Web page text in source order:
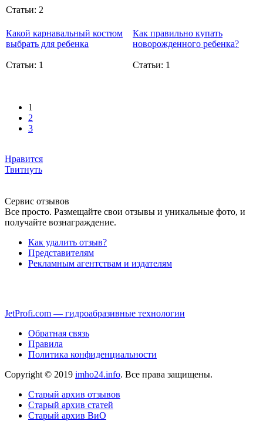
Статьи: 2
Какой карнавальный костюм
выбрать для ребенка
Статьи: 1
Как правильно купать
новорожденного ребенка?
Статьи: 1
1
2
3
Нравится
Твитнуть
Сервис отзывов
Все просто. Размещайте свои отзывы и уникальные фото, и
получайте вознаграждение.
Как удалить отзыв?
Представителям
Рекламным агентствам и издателям
JetProfi.com — гидроабразивные технологии
Обратная связь
Правила
Политика конфиденциальности
Copyright © 2019 imho24.info. Все права защищены.
Старый архив отзывов
Старый архив статей
Старый архив ВиО